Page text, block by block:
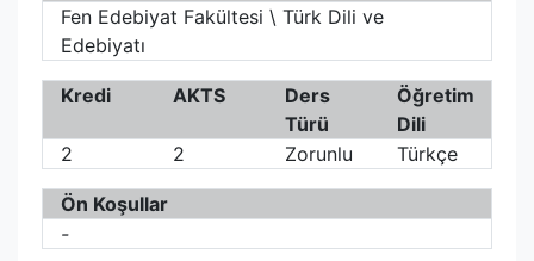
Fen Edebiyat Fakültesi \ Türk Dili ve
Edebiyatı
Kredi AKTS
Ders
Türü
Öğretim
Dili
2
2 Zorunlu Türkçe
Ön Koşullar
-